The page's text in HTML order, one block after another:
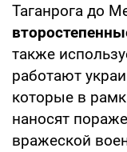
Таганрога до
также
работают
которые в
наносят
вражеской